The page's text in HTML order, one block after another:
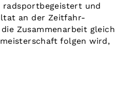
radsportbegeistert und
an der Zeitfahr-
Zusammenarbeit gleich
folgen wird,